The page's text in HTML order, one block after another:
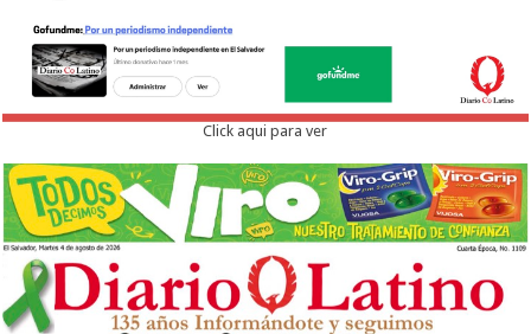
Click aqui para ver